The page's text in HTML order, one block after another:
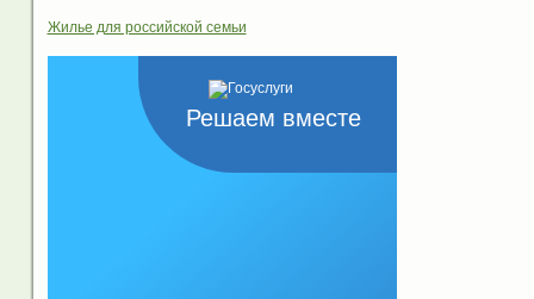
Жилье для российской семьи
Решаем вместе